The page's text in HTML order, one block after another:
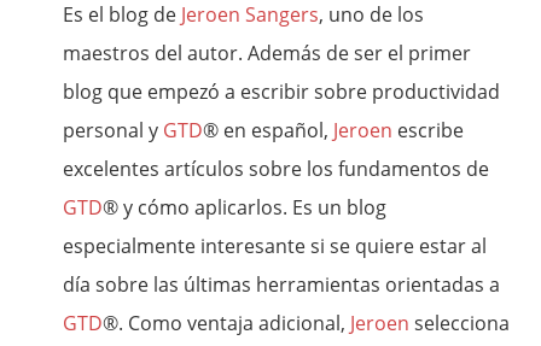
Es el blog de Jeroen Sangers, uno de los
maestros del autor. Además de ser el primer
blog que empezó a escribir sobre productividad
personal y GTD® en español, Jeroen escribe
excelentes artículos sobre los fundamentos de
GTD® y cómo aplicarlos. Es un blog
especialmente interesante si se quiere estar al
día sobre las últimas herramientas orientadas a
GTD®. Como ventaja adicional, Jeroen selecciona